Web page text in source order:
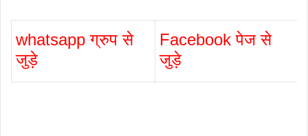
whatsapp ग्रुप से
जुड़े
Facebook पेज से
जुड़े